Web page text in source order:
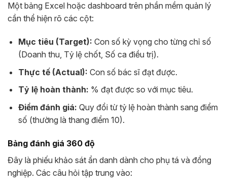
Một bảng Excel hoặc dashboard trên phần mềm quản lý
cần thể hiện rõ các cột:
Mục tiêu (Target): Con số kỳ vọng cho từng chỉ số
(Doanh thu, Tỷ lệ chốt, Số ca điều trị).
Thực tế (Actual): Con số bác sĩ đạt được.
Tỷ lệ hoàn thành: % đạt được so với mục tiêu.
Điểm đánh giá: Quy đổi từ tỷ lệ hoàn thành sang điểm
số (thường là thang điểm 10).
Bảng đánh giá 360 độ
Đây là phiếu khảo sát ẩn danh dành cho phụ tá và đồng
nghiệp. Các câu hỏi tập trung vào: